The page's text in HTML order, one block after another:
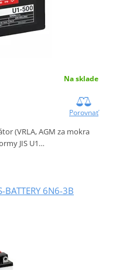
Na sklade
Porovnať
(VRLA, AGM za mokra
JIS U1…
6N6-3B